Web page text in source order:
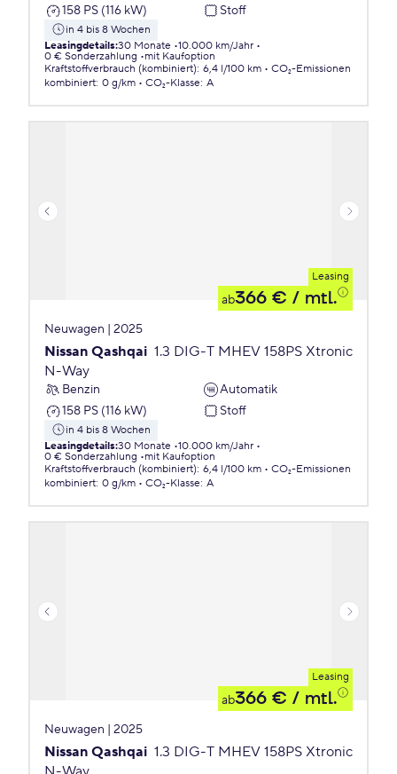
158 PS (116 kW)
Stoff
in 4 bis 8 Wochen
Leasingdetails:30 Monate 10.000 km/Jahr
0 € Sonderzahlung
mit Kaufoption
Kraftstoffverbrauch (kombiniert): 6,4 l/100 km
CO₂-Emissionen
kombiniert: 0 g/km CO₂-Klasse: A
Leasing
ab366 € / mtl.
Neuwagen | 2025
Nissan Qashqai 1.3 DIG-T MHEV 158PS Xtronic
N-Way
Benzin
Automatik
158 PS (116 kW)
Stoff
in 4 bis 8 Wochen
Leasingdetails:30 Monate 10.000 km/Jahr
0 € Sonderzahlung
mit Kaufoption
Kraftstoffverbrauch (kombiniert): 6,4 l/100 km
CO₂-Emissionen
kombiniert: 0 g/km CO₂-Klasse: A
Leasing
ab366 € / mtl.
Neuwagen | 2025
Nissan Qashqai 1.3 DIG-T MHEV 158PS Xtronic